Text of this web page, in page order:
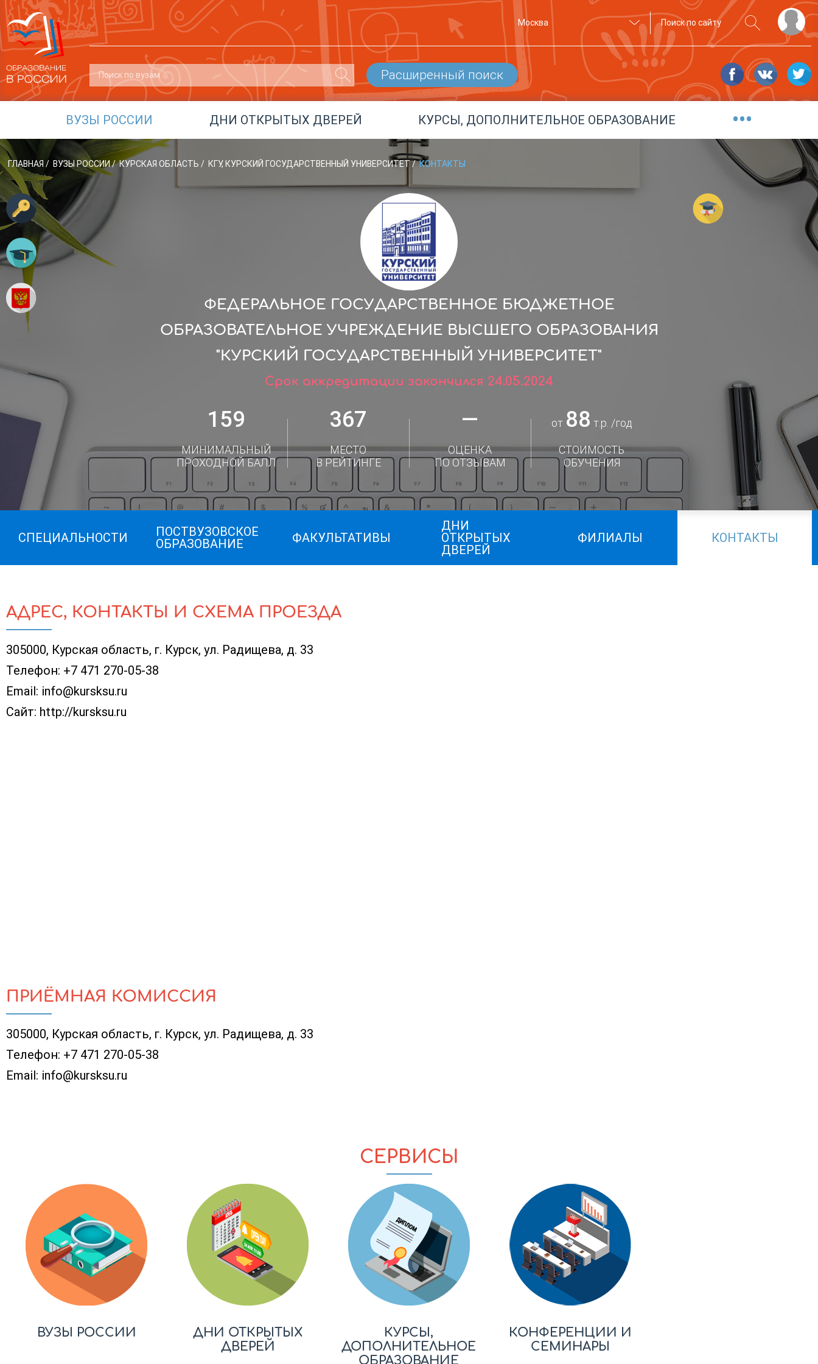
Москва
Расширенный поиск
ВУЗЫ РОССИИ ДНИ ОТКРЫТЫХ ДВЕРЕЙ КУРСЫ, ДОПОЛНИТЕЛЬНОЕ ОБРАЗОВАНИЕ •••
ГЛАВНАЯ / ВУЗЫ РОССИИ/ КУРСКАЯ ОБЛАСТЬ / КГУ, КУРСКИЙ ГОСУДАРСТВЕННЫЙ УНИВЕРСИТЕТ/ КОНТАКТЫ
ФЕДЕРАЛЬНОЕ ГОСУДАРСТВЕННОЕ БЮДЖЕТНОЕ
ОБРАЗОВАТЕЛЬНОЕ УЧРЕЖДЕНИЕ ВЫСШЕГО ОБРАЗОВАНИЯ
"КУРСКИЙ ГОСУДАРСТВЕННЫЙ УНИВЕРСИТЕТ"
Срок аккредитации закончился 24.05.2024
159
МИНИМАЛЬНЫЙ
ПРОХОДНОЙ БАЛЛ
367
МЕСТО
В РЕЙТИНГЕ
—
ОЦЕНКА
ПО ОТЗЫВАМ
от 88 т.р. /год
СТОИМОСТЬ
ОБУЧЕНИЯ
СПЕЦИАЛЬНОСТИ
ПОСТВУЗОВСКОЕ
ОБРАЗОВАНИЕ
ФАКУЛЬТАТИВЫ
ДНИ
ОТКРЫТЫХ
ДВЕРЕЙ
ФИЛИАЛЫ КОНТАКТЫ
АДРЕС, КОНТАКТЫ И СХЕМА ПРОЕЗДА
305000, Курская область, г. Курск, ул. Радищева, д. 33
Телефон: +7 471 270-05-38
Email: info@kursksu.ru
Сайт: http://kursksu.ru
ПРИЁМНАЯ КОМИССИЯ
305000, Курская область, г. Курск, ул. Радищева, д. 33
Телефон: +7 471 270-05-38
Email: info@kursksu.ru
СЕРВИСЫ
ВУЗЫ РОССИИ
ДНИ ОТКРЫТЫХ
ДВЕРЕЙ
КУРСЫ,
ДОПОЛНИТЕЛЬНОЕ
ОБРАЗОВАНИЕ
КОНФЕРЕНЦИИ И
СЕМИНАРЫ